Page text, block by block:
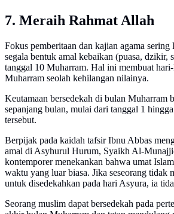
7. Meraih Rahmat Allah
Fokus pemberitaan dan kajian agama sering
segala bentuk amal kebaikan (puasa, dzikir,
tanggal 10 Muharram. Hal ini membuat
Muharram seolah kehilangan nilainya.
Keutamaan bersedekah di bulan Muharram
sepanjang bulan, mulai dari tanggal 1
tersebut.
Berpijak pada kaidah tafsir Ibnu Abbas
amal di Asyhurul Hurum, Syaikh Al-
kontemporer menekankan bahwa umat
waktu yang luar biasa. Jika seseorang tidak
untuk disedekahkan pada hari Asyura, ia
Seorang muslim dapat bersedekah pada